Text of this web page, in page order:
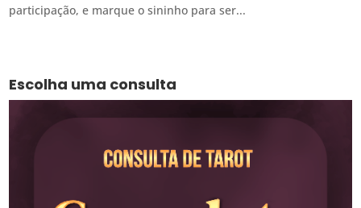
participação, e marque o sininho para ser...
Escolha uma consulta